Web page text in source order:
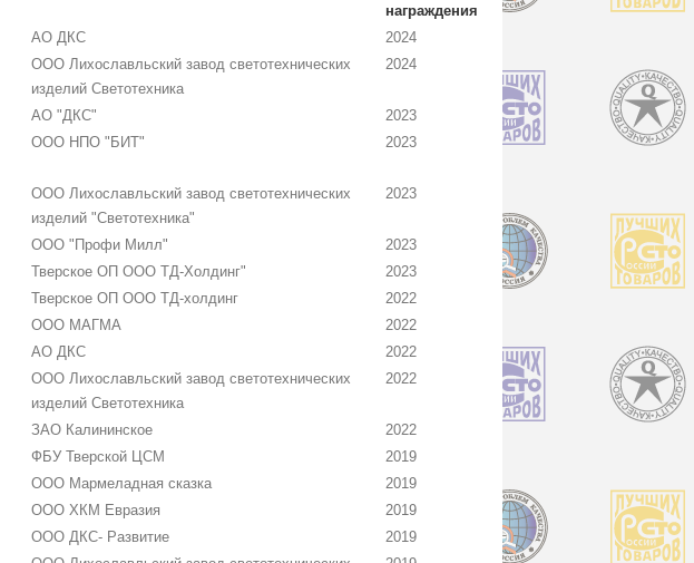
награждения
АО ДКС
2024
ООО Лихославльский завод светотехнических
изделий Светотехника
2024
АО "ДКС"
2023
ООО НПО "БИТ" 2023
ООО Лихославльский завод светотехнических
изделий "Светотехника"
2023
ООО "Профи Милл"
2023
Тверское ОП ООО ТД-Холдинг"
2023
Тверское ОП ООО ТД-холдинг
2022
ООО МАГМА
2022
АО ДКС
2022
ООО Лихославльский завод светотехнических
изделий Светотехника
2022
ЗАО Калининское
2022
ФБУ Тверской ЦСМ
2019
ООО Мармеладная сказка
2019
ООО ХКМ Евразия
2019
ООО ДКС- Развитие
2019